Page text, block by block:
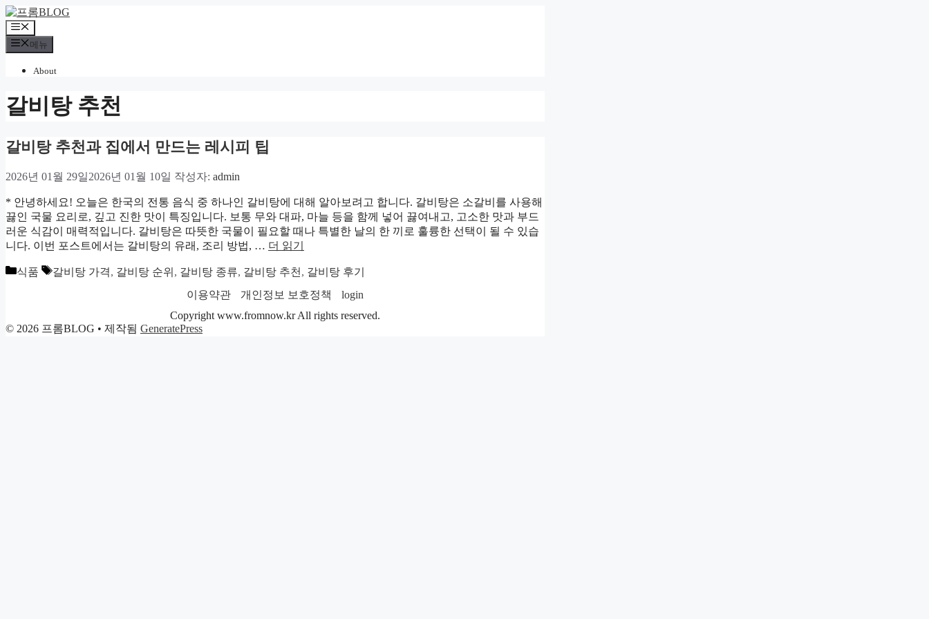
컨
텐
츠
로
뛰
기
메
뉴
메뉴
About
갈비탕 추천
갈비탕 추천과 집에서 만드는 레시피 팁
2026년 01월 29일2026년 01월 10일 작성자: admin
* 안녕하세요! 오늘은 한국의 전통 음식 중 하나인 갈비탕에 대해 알아보려고 합니다. 갈비탕은 소갈비를 사용해
끓인 국물 요리로, 깊고 진한 맛이 특징입니다. 보통 무와 대파, 마늘 등을 함께 넣어 끓여내고, 고소한 맛과 부드
러운 식감이 매력적입니다. 갈비탕은 따뜻한 국물이 필요할 때나 특별한 날의 한 끼로 훌륭한 선택이 될 수 있습
니다. 이번 포스트에서는 갈비탕의 유래, 조리 방법, … 더 읽기
카
식품
태
갈비탕 가격, 갈비탕 순위 , 갈비탕 종류, 갈비탕 추천 , 갈비탕 후기
이용약관
개인정보 보호정책
login
Copyright www.fromnow.kr All rights reserved.
© 2026 프롬BLOG • 제작됨 GeneratePress